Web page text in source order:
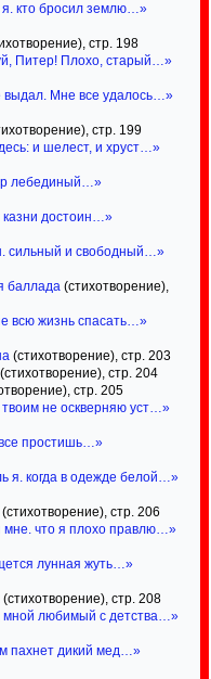
кто бросил землю…»
стр. 198
Питер! Плохо, старый…»
выдал. Мне все удалось…»
стр. 199
и шелест, и хруст…»
лебединый…»
казни достоин…»
сильный и свободный…»
баллада (стихотворение),
всю жизнь спасать…»
(стихотворение), стр. 203
(стихотворение), стр. 204
стр. 205
не оскверняю уст…»
простишь…»
я. когда в одежде белой…»
(стихотворение), стр. 206
мне. что я плохо правлю…»
лунная жуть…»
(стихотворение), стр. 208
мной любимый с детства…»
пахнет дикий мед…»